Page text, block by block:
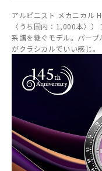
アルピニスト メカニカル
〈うち国内：1,000本〉
系譜を継ぐモデル。パー
がクラシカルでいい感じ。